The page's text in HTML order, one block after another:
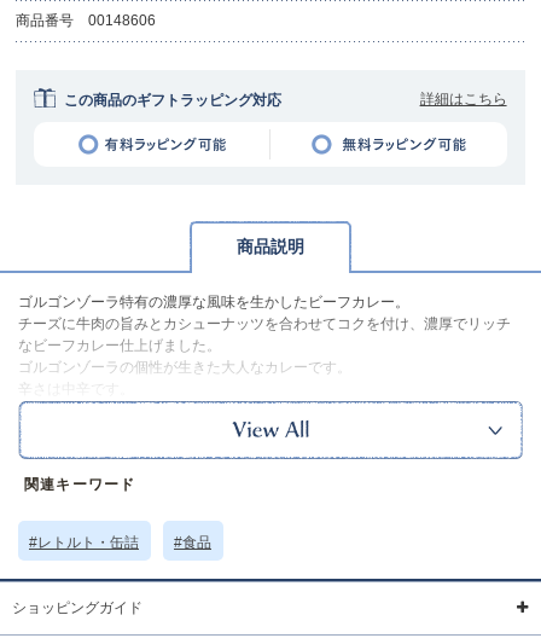
商品番号 00148606
この商品のギフトラッピング対応 詳細はこちら
商品説明
ゴルゴンゾーラ特有の濃厚な風味を生かしたビーフカレー。
チーズに牛肉の旨みとカシューナッツを合わせてコクを付け、濃厚でリッチ
なビーフカレー仕上げました。
ゴルゴンゾーラの個性が生きた大人なカレーです。
辛さは中辛です。
※本品に付いているご注意書きをお読みの上ご使用ください。
※賞味期限の関係上、食品と予約商品を同時に購入することはご遠慮くださ
い。
※食品のため、返品は承ることができません。
画像の商品に掲載している賞味期限は撮影当時のものです。実際の商品とは
異なる場合がございます。
関連キーワード
#レトルト・缶詰 #食品
ショッピングガイド